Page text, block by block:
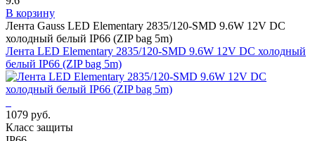
В корзину
Лента Gauss LED Elementary 2835/120-SMD 9.6W 12V DC
холодный белый IP66 (ZIP bag 5m)
Лента LED Elementary 2835/120-SMD 9.6W 12V DC холодный
белый IP66 (ZIP bag 5m)
1079 руб.
Класс защиты